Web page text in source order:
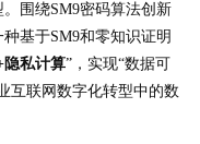
围绕SM9密码算法创新
基于SM9和零知识证明
隐私计算”，实现“数据可
互联网数字化转型中的数